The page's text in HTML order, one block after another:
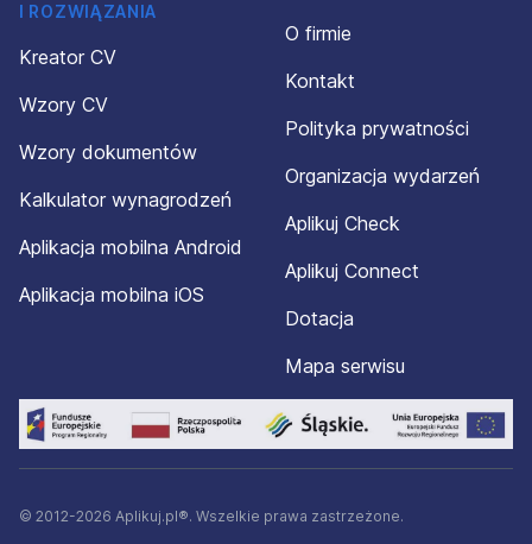
I ROZWIĄZANIA
Kreator CV
Wzory CV
Wzory dokumentów
Kalkulator wynagrodzeń
Aplikacja mobilna Android
Aplikacja mobilna iOS
O firmie
Kontakt
Polityka prywatności
Organizacja wydarzeń
Aplikuj Check
Aplikuj Connect
Dotacja
Mapa serwisu
© 2012-2026 Aplikuj.pl®. Wszelkie prawa zastrzeżone.